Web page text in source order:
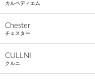
カルペディエム
Chester
チェスター
CULLNI
クルニ